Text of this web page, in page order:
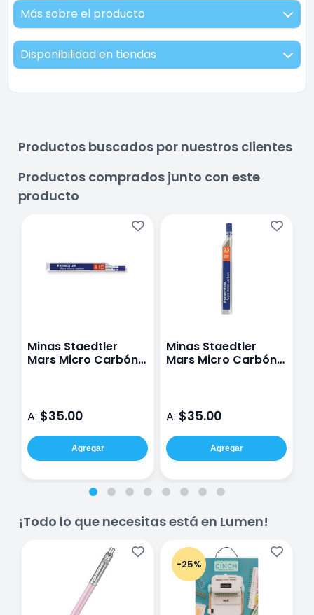
Más sobre el producto
Disponibilidad en tiendas
Productos buscados por nuestros clientes
Productos comprados junto con este
producto
Minas Staedtler
Mars Micro Carbón
A: $35.00
Agregar
Minas Staedtler
Mars Micro Carbón
A: $35.00
Agregar
¡Todo lo que necesitas está en Lumen!
-25%